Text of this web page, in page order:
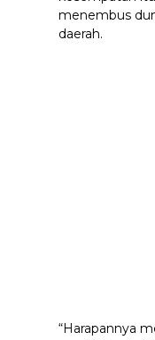
menembus
daerah.
“Harapannya